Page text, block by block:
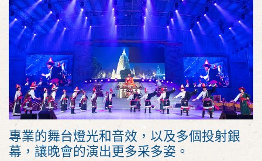
專業的舞台燈光和音效，以及多個投射銀
幕，讓晚會的演出更多采多姿。